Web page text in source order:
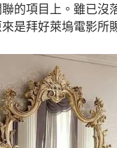
的項目上。雖已沒
是拜好萊塢電影所